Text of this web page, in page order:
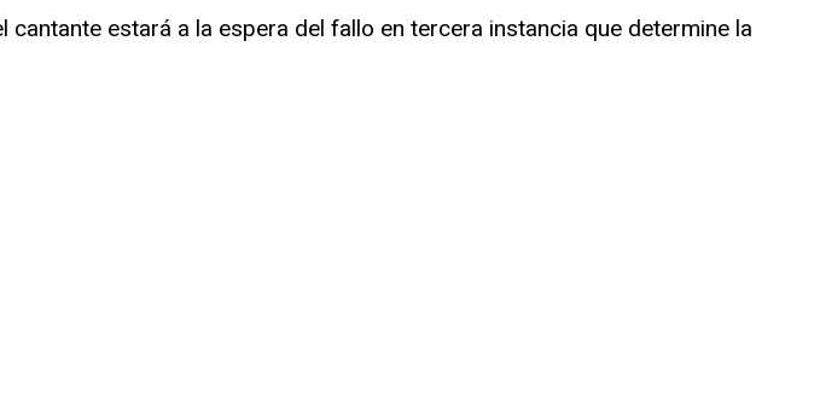
estará a la espera del fallo en tercera instancia que determine la